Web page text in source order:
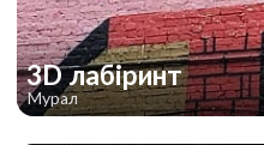
3D лабіринт
Мурал